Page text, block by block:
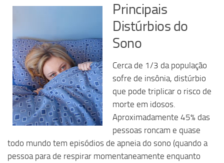
Principais
Distúrbios do
Sono
Cerca de 1/3 da população
sofre de insônia, distúrbio
que pode triplicar o risco de
morte em idosos.
Aproximadamente 45% das
pessoas roncam e quase
todo mundo tem episódios de apneia do sono (quando a
pessoa para de respirar momentaneamente enquanto